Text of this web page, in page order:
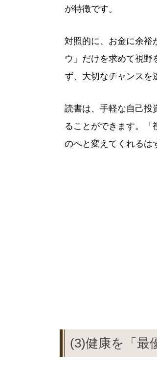
が特徴です。
対照的に、お金に余裕
ウ」だけを求めて視野
ず、大切なチャンスを
読書は、手軽な自己投
ることができます。「
のへと変えてくれるは
(3)健康を「最